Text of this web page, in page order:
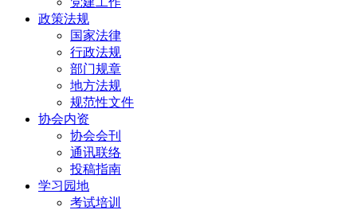
政策法规
国家法律
行政法规
部门规章
地方法规
规范性文件
协会内资
协会会刊
通讯联络
投稿指南
学习园地
考试培训